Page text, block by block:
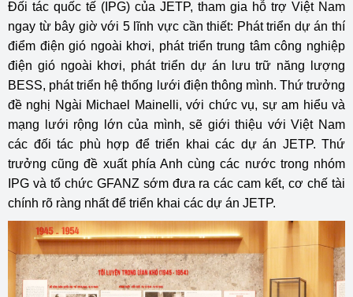
Đối tác quốc tế (IPG) của JETP, tham gia hỗ trợ Việt Nam
ngay từ bây giờ với 5 lĩnh vực cần thiết: Phát triển dự án thí
điểm điện gió ngoài khơi, phát triển trung tâm công nghiệp
điện gió ngoài khơi, phát triển dự án lưu trữ năng lượng
BESS, phát triển hệ thống lưới điện thông mình. Thứ trưởng
đề nghị Ngài Michael Mainelli, với chức vụ, sự am hiểu và
mạng lưới rộng lớn của mình, sẽ giới thiệu với Việt Nam
các đối tác phù hợp để triển khai các dự án JETP. Thứ
trưởng cũng đề xuất phía Anh cùng các nước trong nhóm
IPG và tổ chức GFANZ sớm đưa ra các cam kết, cơ chế tài
chính rõ ràng nhất để triển khai các dự án JETP.